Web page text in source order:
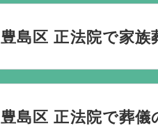
ください。
豊島区 正法院で家
豊島区 正法院で葬